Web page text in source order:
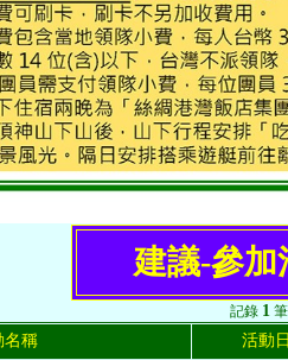
建議-參加
記錄 1
名稱 活動